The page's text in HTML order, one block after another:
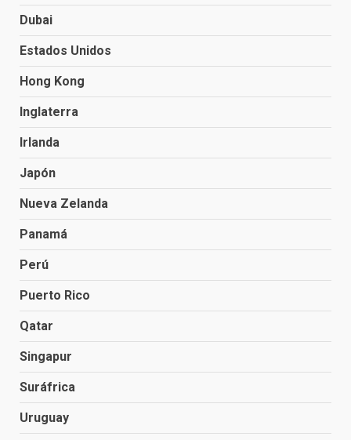
Dubai
Estados Unidos
Hong Kong
Inglaterra
Irlanda
Japón
Nueva Zelanda
Panamá
Perú
Puerto Rico
Qatar
Singapur
Suráfrica
Uruguay